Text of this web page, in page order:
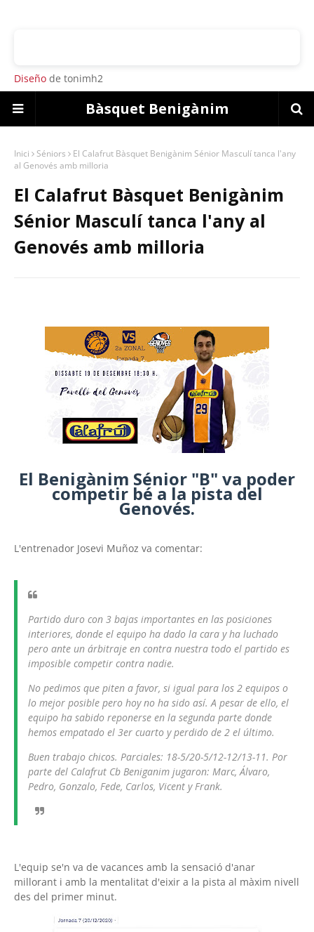
Diseño de tonimh2
Bàsquet Benigànim
Inici Séniors
El Calafrut Bàsquet Benigànim Sénior Masculí tanca l'any
al Genovés amb milloria
El Calafrut Bàsquet Benigànim
Sénior Masculí tanca l'any al
Genovés amb milloria
El Benigànim Sénior "B" va poder
competir bé a la pista del
Genovés.
L'entrenador Josevi Muñoz va comentar:
Partido duro con 3 bajas importantes en las posiciones
interiores, donde el equipo ha dado la cara y ha luchado
pero ante un árbitraje en contra nuestra todo el partido es
imposible competir contra nadie.
No pedimos que piten a favor, si igual para los 2 equipos o
lo mejor posible pero hoy no ha sido así. A pesar de ello, el
equipo ha sabido reponerse en la segunda parte donde
hemos empatado el 3er cuarto y perdido de 2 el último.
Buen trabajo chicos. Parciales: 18-5/20-5/12-12/13-11. Por
parte del Calafrut Cb Beniganim jugaron: Marc, Álvaro,
Pedro, Gonzalo, Fede, Carlos, Vicent y Frank.
L'equip se'n va de vacances amb la sensació d'anar
millorant i amb la mentalitat d'eixir a la pista al màxim nivell
des del primer minut.